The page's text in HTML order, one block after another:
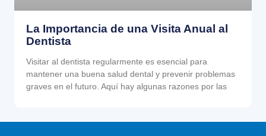
La Importancia de una Visita Anual al
Dentista
Visitar al dentista regularmente es esencial para
mantener una buena salud dental y prevenir problemas
graves en el futuro. Aquí hay algunas razones por las